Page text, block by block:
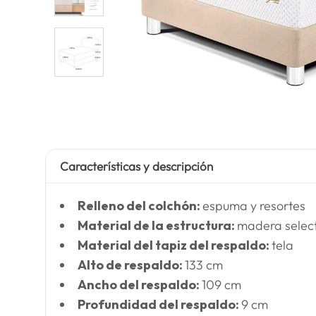
Características y descripción
Relleno del colchón:espuma y resortes
Material de la estructura: madera
Material del tapiz del respaldo:tela
Alto de respaldo:133 cm
Ancho del respaldo:109 cm
Profundidad del respaldo:9 cm